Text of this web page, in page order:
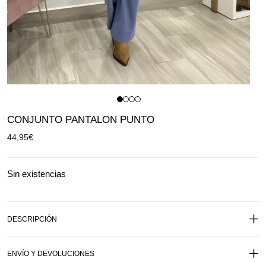
CONJUNTO PANTALON PUNTO
44,95€
Sin existencias
DESCRIPCIÓN
ENVÍO Y DEVOLUCIONES